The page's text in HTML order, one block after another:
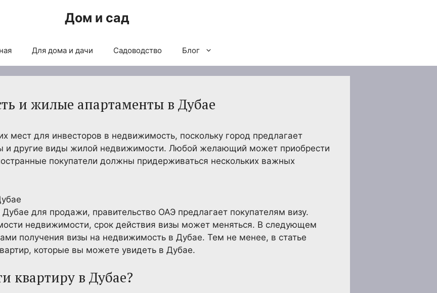
Дом и сад
Для дома и дачи Садоводство Блог
и жилые апартаменты в Дубае
мест для инвесторов в недвижимость, поскольку город предлагает
и другие виды жилой недвижимости. Любой желающий может приобрести
покупатели должны придерживаться нескольких важных
для продажи, правительство ОАЭ предлагает покупателям визу.
недвижимости, срок действия визы может меняться. В следующем
получения визы на недвижимость в Дубае. Тем не менее, в статье
которые вы можете увидеть в Дубае.
квартиру в Дубае?